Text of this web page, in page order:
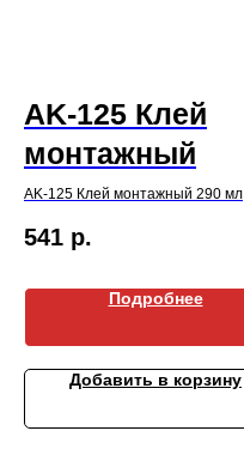
AK-125 Клей
монтажный
AK-125 Клей монтажный 290 мл
541 р.
Подробнее
Добавить в корзину